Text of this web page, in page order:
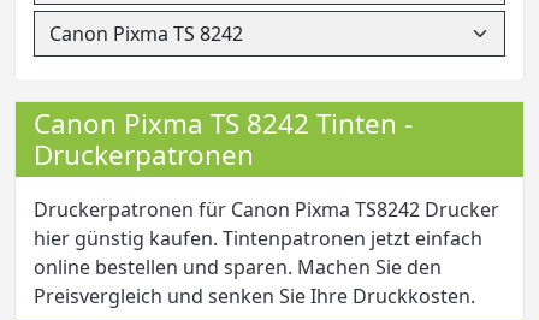
Canon Pixma TS 8242 Tinten -
Druckerpatronen
Druckerpatronen für Canon Pixma TS8242 Drucker
hier günstig kaufen. Tintenpatronen jetzt einfach
online bestellen und sparen. Machen Sie den
Preisvergleich und senken Sie Ihre Druckkosten.